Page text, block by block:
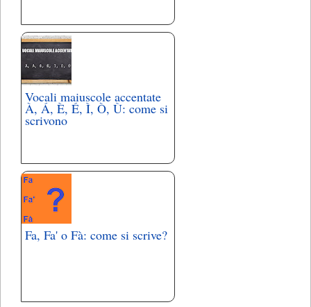
Vocali maiuscole accentate
À, Á, È, É, Ì, Ò, Ù: come si
scrivono
Fa, Fa' o Fà: come si scrive?